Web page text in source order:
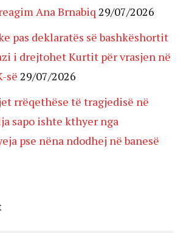
Ana Brnabiq 29/07/2026
pas deklaratës së bashkëshortit
i drejtohet Kurtit për vrasjen në
së 29/07/2026
rrëqethëse të tragjedisë në
sapo ishte kthyer nga
pse nëna ndodhej në banesë